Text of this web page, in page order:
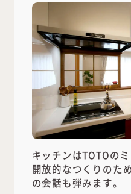
キッチンはTOTOの
開放的なつくりのた
の会話も弾みます。